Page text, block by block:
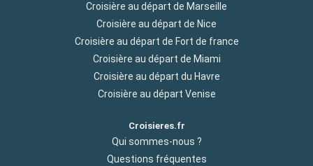
Croisière au départ de Marseille
Croisière au départ de Nice
Croisière au départ de Fort de france
Croisière au départ de Miami
Croisière au départ du Havre
Croisière au départ Venise
Croisieres.fr
Qui sommes-nous ?
Questions fréquentes